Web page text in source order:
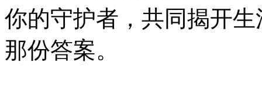
你的守护者，共同揭开
那份答案。